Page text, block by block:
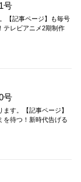
号
【記事ページ】も毎号
テレビアニメ2期制作
号
す。【記事ページ】
を待つ！新時代告げる